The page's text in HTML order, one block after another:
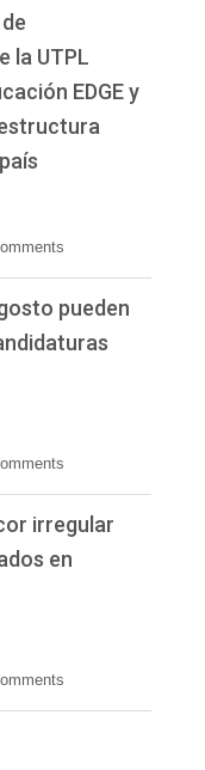
la UTPL
EDGE y
pueden
irregular
en